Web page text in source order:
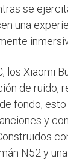
se
una
los Xiaomi
de ruido,
fondo,
y
N52 y